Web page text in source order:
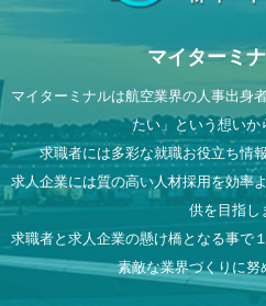
マイターミ
マイターミナルは航空業界の人事出身
たい」という想い
求職者には多彩な就職お役立ち情
求人企業には質の高い人材採用を効率
供を目指し
求職者と求人企業の懸け橋となる事で
素敵な業界づくりに努